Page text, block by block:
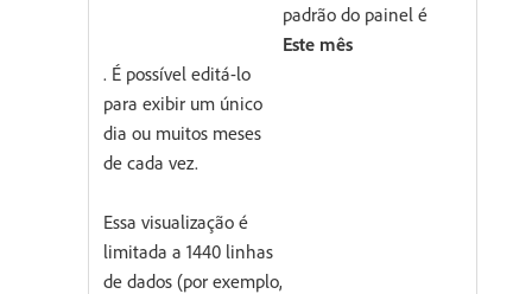
padrão do painel é
Este mês
. É possível editá-lo
para exibir um único
dia ou muitos meses
de cada vez.
Essa visualização é
limitada a 1440 linhas
de dados (por exemplo,